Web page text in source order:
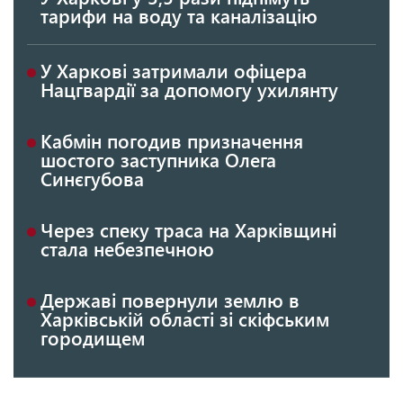
тарифи на воду та каналізацію
У Харкові затримали офіцера
Нацгвардії за допомогу ухилянту
Кабмін погодив призначення
шостого заступника Олега
Синєгубова
Через спеку траса на Харківщині
стала небезпечною
Державі повернули землю в
Харківській області зі скіфським
городищем